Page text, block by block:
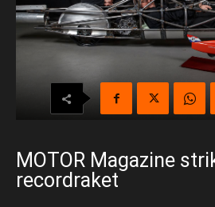
MOTOR Magazine
recordraket